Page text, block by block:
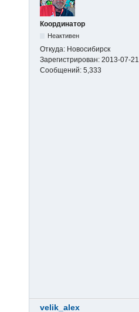
Координатор
Неактивен
Откуда: Новосибирск
Зарегистрирован: 2013-07-21
Сообщений: 5,333
velik_alex